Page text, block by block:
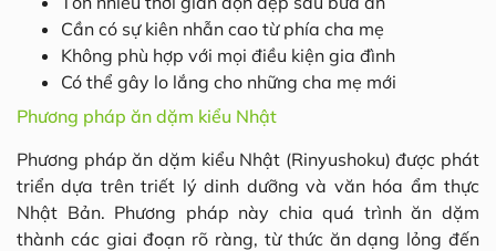
Cần có sự kiên nhẫn cao từ phía cha mẹ
Không phù hợp với mọi điều kiện gia đình
Có thể gây lo lắng cho những cha mẹ mới
Phương pháp ăn dặm kiểu Nhật
Phương pháp ăn dặm kiểu Nhật (Rinyushoku) được phát
triển dựa trên triết lý dinh dưỡng và văn hóa ẩm thực
Nhật Bản. Phương pháp này chia quá trình ăn dặm
thành các giai đoạn rõ ràng, từ thức ăn dạng lỏng đến